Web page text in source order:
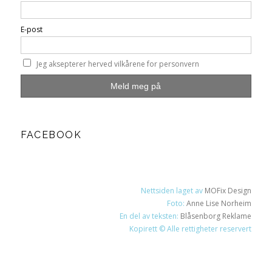
E-post
Jeg aksepterer herved vilkårene for personvern
FACEBOOK
Nettsiden laget av MOFix Design
Foto:Anne Lise Norheim
En del av teksten: Blåsenborg Reklame
Kopirett © Alle rettigheter reservert